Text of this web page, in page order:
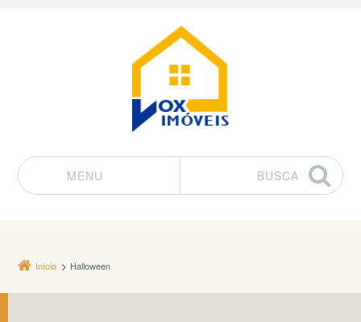
MENU
BUSCA
Início Halloween